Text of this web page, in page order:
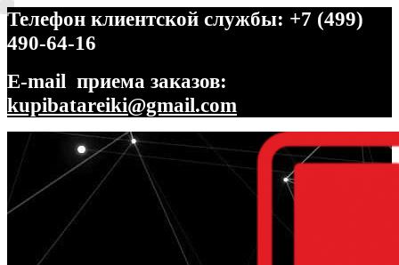
Телефон клиентской службы: +7 (499)
490-64-16
E-mail приема заказов:
kupibatareiki@gmail.com
Перейти
навигации
Перейти
содержимому